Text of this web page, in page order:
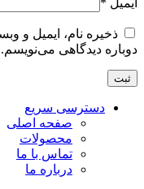
ذخیره نام، ایمیل و
دوباره دیدگاهی می‌نویسم.
دسترسی سریع
صفحه اصلی
محصولات
تماس با ما
درباره ما